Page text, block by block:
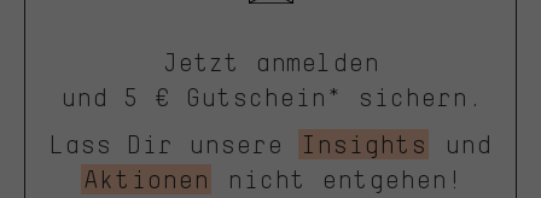
Jetzt anmelden
und 5 € Gutschein* sichern.
Lass Dir unsere
Insights
und
Aktionen
nicht entgehen!